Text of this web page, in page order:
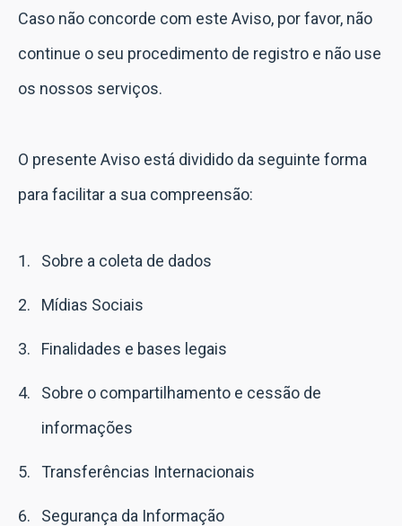
Caso não concorde com este Aviso, por favor, não
continue o seu procedimento de registro e não use
os nossos serviços.
O presente Aviso está dividido da seguinte forma
para facilitar a sua compreensão:
Sobre a coleta de dados
Mídias Sociais
Finalidades e bases legais
Sobre o compartilhamento e cessão de
informações
Transferências Internacionais
Segurança da Informação